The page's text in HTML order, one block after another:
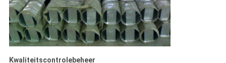
Kwaliteitscontrolebeheer